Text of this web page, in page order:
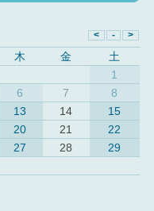
木 金
土
1
6 7
8
13 14
15
20 21
22
27 28
29